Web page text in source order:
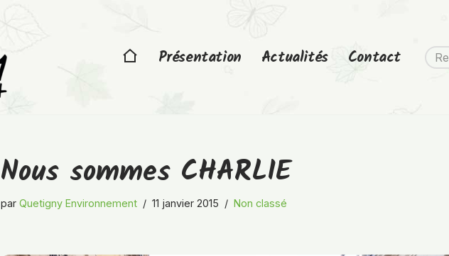
Présentation Actualités Contact
Nous sommes CHARLIE
par Quetigny Environnement 11 janvier 2015 Non classé